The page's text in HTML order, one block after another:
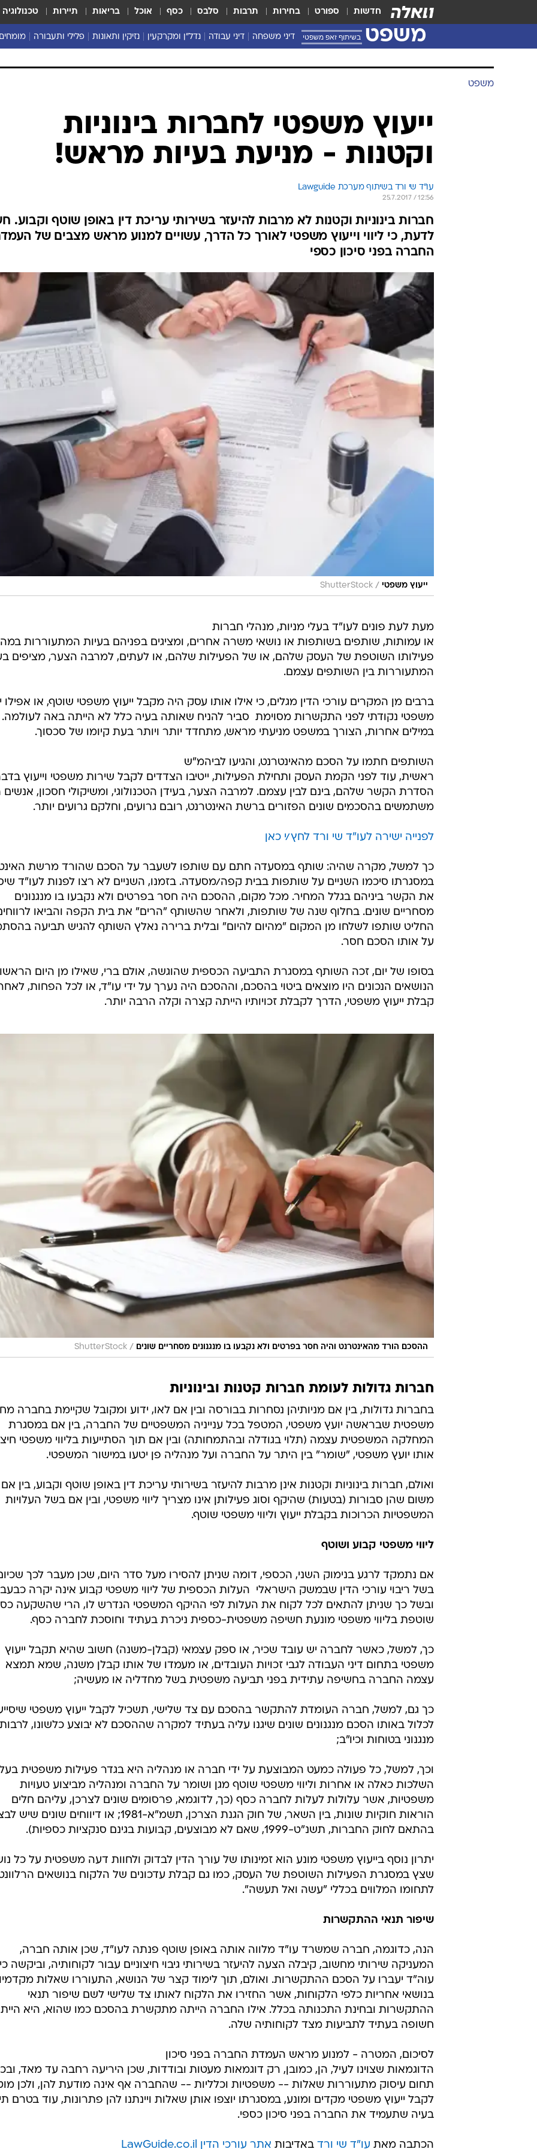
חדשות ספורט בחירות תרבות סלבס כסף אוכל בריאות תיירות טכנולוגיה
משפט בשיתוף זאפ משפטי דיני משפחה דיני עבודה נדל"ן ומקרקעין נזיקין ותאונות פלילי ותעבורה מומחים
משפט
ייעוץ משפטי לחברות בינוניות
וקטנות - מניעת בעיות מראש!
עו"ד שי ורד בשיתוף מערכת Lawguide
25.7.2017 / 12:56
חברות בינוניות וקטנות לא מרבות להיעזר בשירותי עריכת דין באופן שוטף וקבוע.
לדעת, כי ליווי וייעוץ משפטי לאורך כל הדרך, עשויים למנוע מראש מצבים של
החברה בפני סיכון כספי
ייעוץ משפטי /
ShutterStock
מעת לעת פונים לעו"ד בעלי מניות, מנהלי חברות
או עמותות, שותפים בשותפות או נושאי משרה אחרים, ומציגים בפניהם בעיות המתעוררות
פעילותו השוטפת של העסק שלהם, או של הפעילות שלהם, או לעתים, למרבה הצער, מציפים
המתעוררות בין השותפים עצמם.
ברבים מן המקרים עורכי הדין מגלים, כי אילו אותו עסק היה מקבל ייעוץ משפטי שוטף, או אפילו
משפטי נקודתי לפני התקשרות מסוימת  סביר להניח שאותה בעיה כלל לא הייתה באה לעולמה.
במילים אחרות, הצורך במשפט מניעתי מראש, מתחדד יותר ויותר בעת קיומו של סכסוך.
השותפים חתמו על הסכם מהאינטרנט, והגיעו לביהמ"ש
ראשית, עוד לפני הקמת העסק ותחילת הפעילות, ייטיבו הצדדים לקבל שירות משפטי וייעוץ
הסדרת הקשר שלהם, בינם לבין עצמם. למרבה הצער, בעידן הטכנולוגי, ומשיקולי חסכון, אנשים
משתמשים בהסכמים שונים הפזורים ברשת האינטרנט, רובם גרועים, וחלקם גרועים יותר.
לפנייה ישירה לעו"ד שי ורד לחץ/י כאן
כך למשל, מקרה שהיה: שותף במסעדה חתם עם שותפו לשעבר על הסכם שהורד מרשת
במסגרתו סיכמו השניים על שותפות בבית קפה/מסעדה. בזמנו, השניים לא רצו לפנות לעו"ד
את הקשר ביניהם בגלל המחיר. מכל מקום, ההסכם היה חסר בפרטים ולא נקבעו בו מנגנונים
מסחריים שונים. בחלוף שנה של שותפות, ולאחר שהשותף "הרים" את בית הקפה והביאו
החליט שותפו לשלחו מן המקום "מהיום להיום" ובלית ברירה נאלץ השותף להגיש תביעה
על אותו הסכם חסר.
בסופו של יום, זכה השותף במסגרת התביעה הכספית שהוגשה, אולם ברי, שאילו מן היום
הנושאים הנכונים היו מוצאים ביטוי בהסכם, וההסכם היה נערך על ידי עו"ד, או לכל הפחות,
קבלת ייעוץ משפטי, הדרך לקבלת זכויותיו הייתה קצרה וקלה הרבה יותר.
ההסכם הורד מהאינטרנט והיה חסר בפרטים ולא נקבעו בו מנגנונים מסחריים שונים /
ShutterStock
חברות גדולות לעומת חברות קטנות ובינוניות
בחברות גדולות, בין אם מניותיהן נסחרות בבורסה ובין אם לאו, ידוע ומקובל שקיימת בחברה
משפטית שבראשה יועץ משפטי, המטפל בכל ענייניה המשפטיים של החברה, בין אם במסגרת
המחלקה המשפטית עצמה (תלוי בגודלה ובהתמחותה) ובין אם תוך הסתייעות בליווי משפטי
אותו יועץ משפטי, "שומר" בין היתר על החברה ועל מנהליה פן יטעו במישור המשפטי.
ואולם, חברות בינוניות וקטנות אינן מרבות להיעזר בשירותי עריכת דין באופן שוטף וקבוע, בין אם
משום שהן סבורות (בטעות) שהיקף וסוג פעילותן אינו מצריך ליווי משפטי, ובין אם בשל העלויות
המשפטיות הכרוכות בקבלת ייעוץ וליווי משפטי שוטף.
ליווי משפטי קבוע ושוטף
אם נתמקד לרגע בנימוק השני, הכספי, דומה שניתן להסירו מעל סדר היום, שכן מעבר לכך שכיום
בשל ריבוי עורכי הדין שבמשק הישראלי  העלות הכספית של ליווי משפטי קבוע אינה יקרה
ובשל כך שניתן להתאים לכל לקוח את העלות לפי ההיקף המשפטי הנדרש לו, הרי שהשקעה
שוטפת בליווי משפטי מונעת חשיפה משפטית-כספית ניכרת בעתיד וחוסכת לחברה כסף.
כך, למשל, כאשר לחברה יש עובד שכיר, או ספק עצמאי (קבלן-משנה) חשוב שהיא תקבל ייעוץ
משפטי בתחום דיני העבודה לגבי זכויות העובדים, או מעמדו של אותו קבלן משנה, שמא תמצא
עצמה החברה בחשיפה עתידית בפני תביעה משפטית בשל מחדליה או מעשיה;
כך גם, למשל, חברה העומדת להתקשר בהסכם עם צד שלישי, תשכיל לקבל ייעוץ משפטי
לכלול באותו הסכם מנגנונים שונים שיגנו עליה בעתיד למקרה שההסכם לא יבוצע כלשונו, לרבות
מנגנוני בטוחות וכיו"ב;
וכך, למשל, כל פעולה כמעט המבוצעת על ידי חברה או מנהליה היא בגדר פעילות משפטית
השלכות כאלה או אחרות וליווי משפטי שוטף מגן ושומר על החברה ומנהליה מביצוע טעויות
משפטיות, אשר עלולות לעלות לחברה כסף (כך, לדוגמא, פרסומים שונים לצרכן, עליהם חלים
הוראות חוקיות שונות, בין השאר, של חוק הגנת הצרכן, תשמ"א-1981; או דיווחים שונים
בהתאם לחוק החברות, תשנ"ט-1999, שאם לא מבוצעים, קבועות בגינם סנקציות כספיות).
יתרון נוסף בייעוץ משפטי מונע הוא זמינותו של עורך הדין לבדוק ולחוות דעה משפטית על כל
שצץ במסגרת הפעילות השוטפת של העסק, כמו גם קבלת עדכונים של הלקוח בנושאים
לתחומו המלווים בכללי "עשה ואל תעשה".
שיפור תנאי ההתקשרות
הנה, כדוגמה, חברה שמשרד עו"ד מלווה אותה באופן שוטף פנתה לעו"ד, שכן אותה חברה,
המעניקה שירותי מחשוב, קיבלה הצעה להיעזר בשירותי גיבוי חיצוניים עבור לקוחותיה, וביקשה כי
עוה"ד יעברו על הסכם ההתקשרות. ואולם, תוך לימוד קצר של הנושא, התעוררו שאלות
בנושאי אחריות כלפי הלקוחות, אשר החזירו את הלקוח לאותו צד שלישי לשם שיפור תנאי
ההתקשרות ובחינת התכנותה בכלל. אילו החברה הייתה מתקשרת בהסכם כמו שהוא, היא
חשופה בעתיד לתביעות מצד לקוחותיה שלה.
לסיכום, המטרה - למנוע מראש העמדת החברה בפני סיכון
הדוגמאות שצוינו לעיל, הן, כמובן, רק דוגמאות מעטות ובודדות, שכן היריעה רחבה עד מאד,
תחום עיסוק מתעוררות שאלות -- משפטיות וכלליות -- שהחברה אף אינה מודעת להן, ולכן
לקבל ייעוץ משפטי מקדים ומונע, במסגרתו יוצפו אותן שאלות ויינתנו להן פתרונות, עוד בטרם
בעיה שתעמיד את החברה בפני סיכון כספי.
הכתבה מאת עו"ד שי ורד באדיבות אתר עורכי הדין LawGuide.co.il